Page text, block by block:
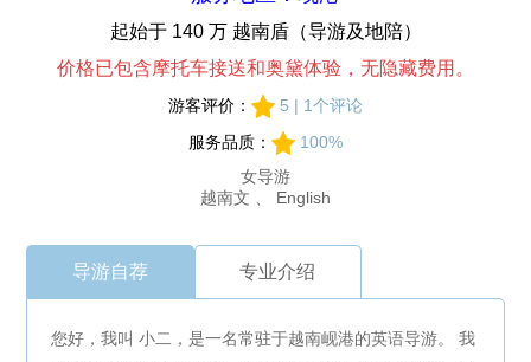
起始于 140 万 越南盾（导游及地陪）
价格已包含摩托车接送和奥黛体验，无隐藏费用。
游客评价：
5 | 1个评论
服务品质：
100%
女导游
越南文 、 English
导游自荐 专业介绍
您好，我叫 小二，是一名常驻于越南岘港的英语导游。 我